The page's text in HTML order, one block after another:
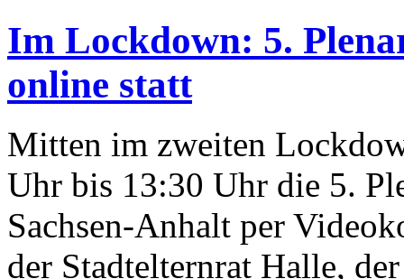
Im Lockdown: 5.
online statt
Mitten im zweiten
Uhr bis 13:30 Uhr die 5.
Sachsen-Anhalt per
der Stadtelternrat Halle,